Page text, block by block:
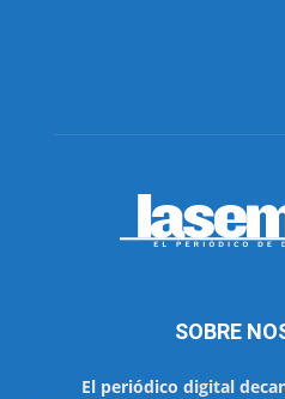
SOBRE
El periódico digital